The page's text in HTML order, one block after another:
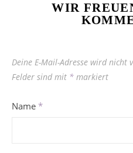
WIR
Deine E-Mail-Adresse wird nicht
Felder sind mit * markiert
Name *